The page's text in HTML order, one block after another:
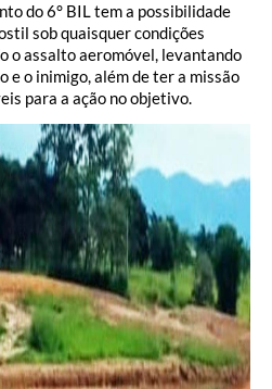
do 6° BIL tem a possibilidade
sob quaisquer condições
o assalto aeromóvel, levantando
e o inimigo, além de ter a missão
para a ação no objetivo.